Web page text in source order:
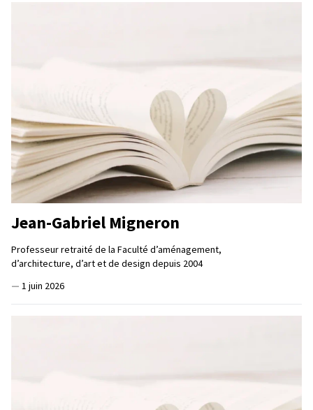
Jean-Gabriel Migneron
Professeur retraité de la Faculté d’aménagement,
d’architecture, d’art et de design depuis 2004
— 1 juin 2026